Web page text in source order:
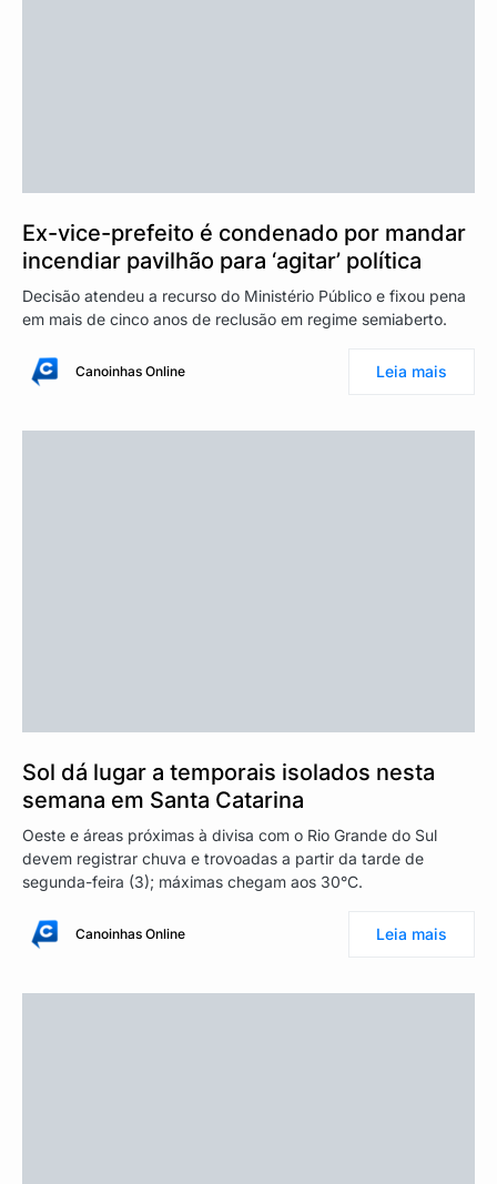
Ex-vice-prefeito é condenado por mandar
incendiar pavilhão para ‘agitar’ política
Decisão atendeu a recurso do Ministério Público e fixou pena
em mais de cinco anos de reclusão em regime semiaberto.
Canoinhas Online Leia mais
Sol dá lugar a temporais isolados nesta
semana em Santa Catarina
Oeste e áreas próximas à divisa com o Rio Grande do Sul
devem registrar chuva e trovoadas a partir da tarde de
segunda-feira (3); máximas chegam aos 30°C.
Canoinhas Online Leia mais